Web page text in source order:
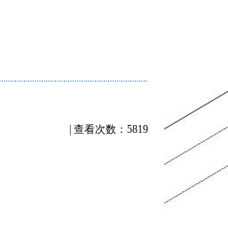
| 查看次数：5819